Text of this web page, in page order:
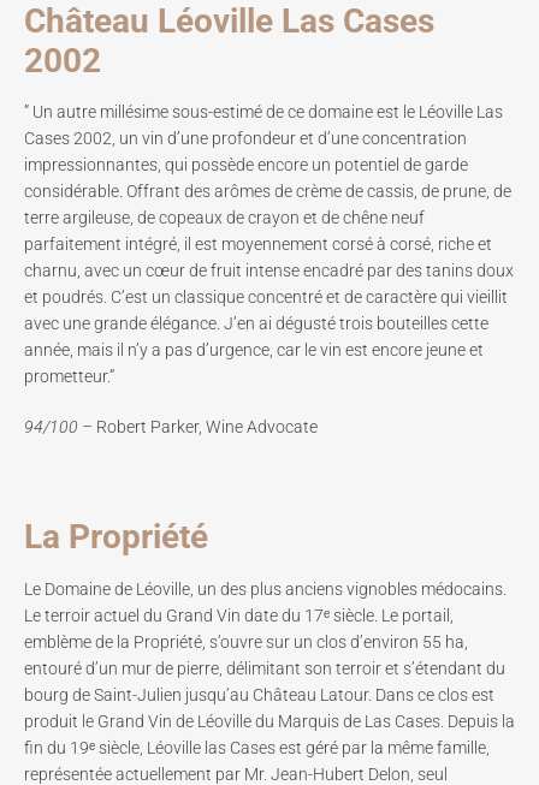
Château Léoville Las Cases
2002
” Un autre millésime sous-estimé de ce domaine est le Léoville Las
Cases 2002, un vin d’une profondeur et d’une concentration
impressionnantes, qui possède encore un potentiel de garde
considérable. Offrant des arômes de crème de cassis, de prune, de
terre argileuse, de copeaux de crayon et de chêne neuf
parfaitement intégré, il est moyennement corsé à corsé, riche et
charnu, avec un cœur de fruit intense encadré par des tanins doux
et poudrés. C’est un classique concentré et de caractère qui vieillit
avec une grande élégance. J’en ai dégusté trois bouteilles cette
année, mais il n’y a pas d’urgence, car le vin est encore jeune et
prometteur.”
94/100 – Robert Parker, Wine Advocate
La Propriété
Le Domaine de Léoville, un des plus anciens vignobles médocains.
Le terroir actuel du Grand Vin date du 17ᵉ siècle. Le portail,
emblème de la Propriété, s’ouvre sur un clos d’environ 55 ha,
entouré d’un mur de pierre, délimitant son terroir et s’étendant du
bourg de Saint-Julien jusqu’au Château Latour. Dans ce clos est
produit le Grand Vin de Léoville du Marquis de Las Cases. Depuis la
fin du 19ᵉ siècle, Léoville las Cases est géré par la même famille,
représentée actuellement par Mr. Jean-Hubert Delon, seul